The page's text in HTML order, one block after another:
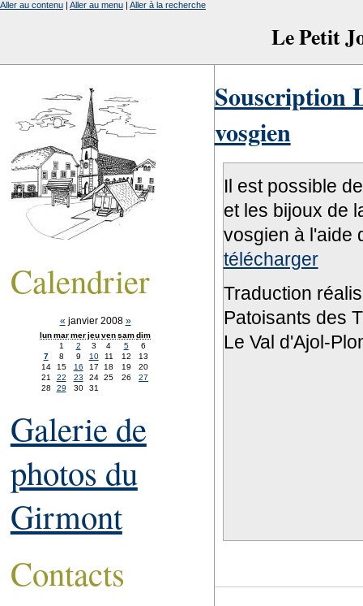
Le Petit
Aller au contenu | Aller au menu | Aller à la recherche
Souscription
vosgien
Il est possible
et les bijoux de
vosgien à l'aide
télécharger
Traduction
Patoisants des
Le Val d'Ajol-
Calendrier
« janvier 2008 »
lunmarmerjeuvensamdim
1
2 3 4 5
6
7
8 9 10 11 12
13
14
15 16 17 18 19
20
21
22 23 24 25 26
27
28
29 30 31
Galerie de
photos du
Girmont
Contacts